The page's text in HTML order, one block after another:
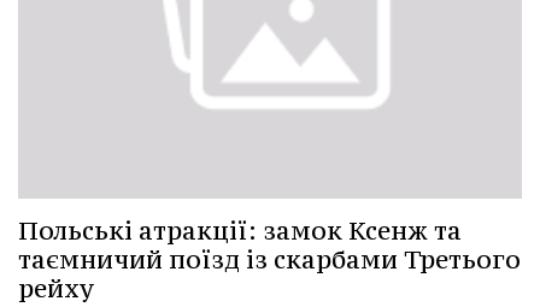
Польські атракції: замок Ксенж та
таємничий поїзд із скарбами Третього
рейху